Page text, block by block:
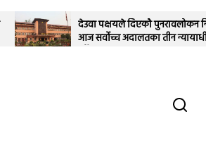
दिएकोे पुनरावलोकन निवेदनमाथि
अदालतका तीन न्यायाधीशले अध्ययन